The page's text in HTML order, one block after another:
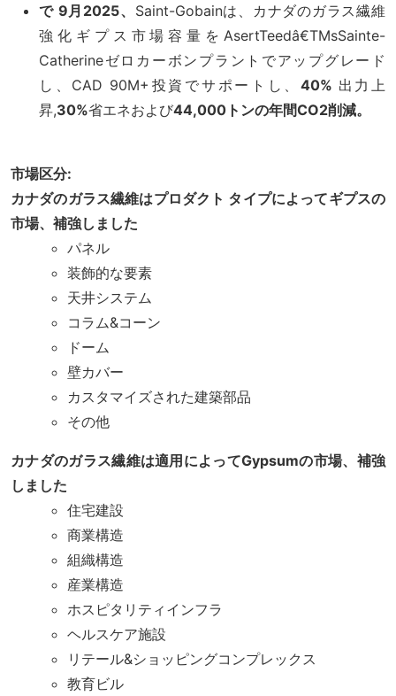
で 9月2025、 Saint-Gobainは、カナダのガラス繊維
強化ギプス市場容量をAsertTeedâ€TMsSainte-
Catherineゼロカーボンプラントでアップグレード
し、CAD 90M+投資でサポートし、 40% 出力上
昇,30%省エネおよび44,000トンの年間CO2削減。
市場区分:
カナダのガラス繊維はプロダクト タイプによってギプスの
市場、補強しました
パネル
装飾的な要素
天井システム
コラム&コーン
ドーム
壁カバー
カスタマイズされた建築部品
その他
カナダのガラス繊維は適用によってGypsumの市場、補強
しました
住宅建設
商業構造
組織構造
産業構造
ホスピタリティインフラ
ヘルスケア施設
リテール&ショッピングコンプレックス
教育ビル